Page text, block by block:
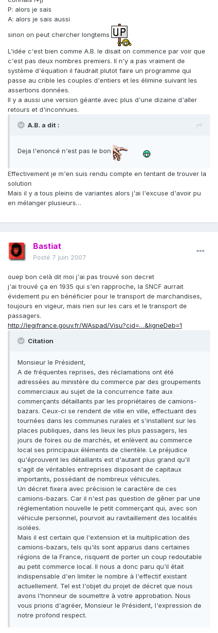
P: alors je sais
A: alors je sais aussi
sinon on peut chercher longtems
L'idée c'est bien comme A.B. le disait on commence par voir que
c'est pas deux nombres premiers. Il n'y a pas vraiment de
système d'équation il faudrait plutot faire un programme qui
passe au crible les couples d'entiers et les élimine suivant les
assertions données.
Il y a aussi une version géante avec plus d'une dizaine d'aller
retours et d'inconnues.
A.B. a dit :
Deja l'enoncé n'est pas le bon
Effectivement je m'en suis rendu compte en tentant de trouver la
solution
Mais il y a tous pleins de variantes alors j'ai l'excuse d'avoir pu
en mélanger plusieurs…
Bastiat
Posté 7 juin 2007
ouep bon celà dit moi j'ai pas trouvé son decret
j'ai trouvé ça en 1935 qui s'en rapproche, la SNCF aurrait
évidement pu en bénéficier pour le transport de marchandises,
toujours en vigeur, mais rien sur les cars et le transport de
passagers.
http://legifrance.gouv.fr/WAspad/Visu?cid=…&ligneDeb=1
Citation
Monsieur le Président,
A de fréquentes reprises, des réclamations ont été
adressées au ministère du commerce par des groupements
commerciaux au sujet de la concurrence faite aux
commerçants détaillants par les propriétaires de camions-
bazars. Ceux-ci se rendent de ville en ville, effectuant des
tournées dans les communes rurales et s'installent sur les
places publiques, dans les lieux les plus passagers, les
jours de foires ou de marchés, et enlèvent au commerce
local ses principaux éléments de clientèle. Le préjudice
qu'éprouvent les détaillants est d'autant plus grand qu'il
s'agit de véritables entreprises disposant de capitaux
importants, possédant de nombreux véhicules.
Un décret fixera avec précision le caractère de ces
camions-bazars. Car il n'est pas question de gêner par une
réglementation nouvelle le petit commerçant qui, avec son
véhicule personnel, pourvoit au ravitaillement des localités
isolées.
Mais il est certain que l'extension et la multiplication des
camions-bazars, tels qu'ils sont apparus dans certaines
régions de la France, risquent de porter un coup redoutable
au petit commerce local. Il nous a donc paru qu'il était
indispensable d'en limiter le nombre à l'effectif existant
actuellement. Tel est l'objet du projet de décret que nous
avons l'honneur de soumettre à votre approbation. Nous
vous prions d'agréer, Monsieur le Président, l'expression de
notre profond respect.